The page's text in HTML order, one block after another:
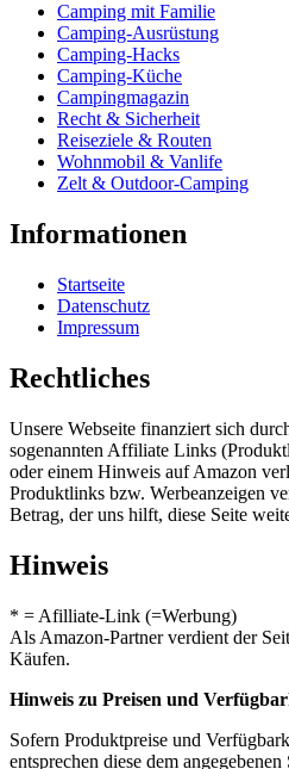
Camping mit Familie
Camping-Ausrüstung
Camping-Hacks
Camping-Küche
Campingmagazin
Recht & Sicherheit
Reiseziele & Routen
Wohnmobil & Vanlife
Zelt & Outdoor-Camping
Informationen
Startseite
Datenschutz
Impressum
Rechtliches
Unsere Webseite finanziert sich
sogenannten Affiliate Links
oder einem Hinweis auf Amazon
Produktlinks bzw. Werbeanzeigen
Betrag, der uns hilft, diese Seite
Hinweis
* = Afilliate-Link (=Werbung)
Als Amazon-Partner verdient der
Käufen.
Hinweis zu Preisen und
Sofern Produktpreise und
entsprechen diese dem